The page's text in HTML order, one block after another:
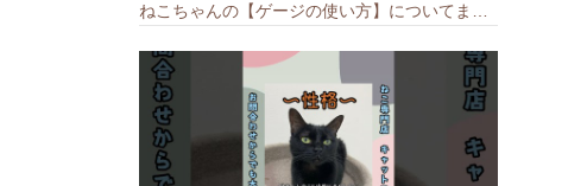
ねこちゃんの【ゲージの使い方】についてまとめました️🐱📝